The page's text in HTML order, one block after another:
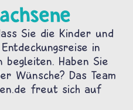
Sie die Kinder und
in
Haben Sie
Wünsche? Das Team
freut sich auf